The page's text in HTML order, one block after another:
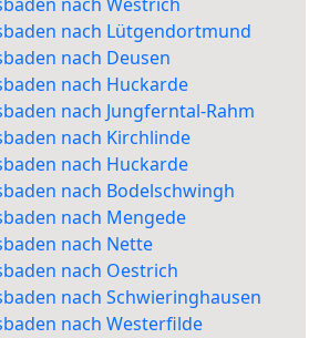
nach Lütgendortmund
nach Deusen
nach Huckarde
nach Jungferntal-Rahm
nach Kirchlinde
nach Huckarde
nach Bodelschwingh
nach Mengede
nach Nette
nach Oestrich
nach Schwieringhausen
nach Westerfilde